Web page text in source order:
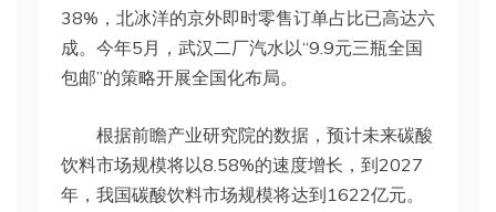
38%，北冰洋的京外即时零售订单占比已高达六
成。今年5月，武汉二厂汽水以“9.9元三瓶全国
包邮”的策略开展全国化布局。
根据前瞻产业研究院的数据，预计未来碳酸
饮料市场规模将以8.58%的速度增长，到2027
年，我国碳酸饮料市场规模将达到1622亿元。